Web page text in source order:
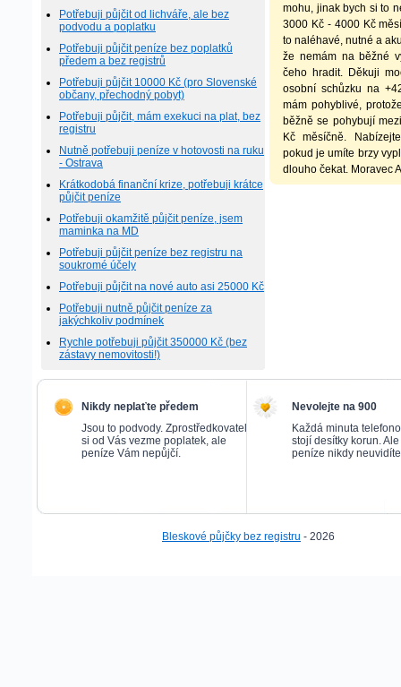
Potřebuji půjčit od lichváře, ale bez
podvodu a poplatku
Potřebuji půjčit peníze bez poplatků
předem a bez registrů
Potřebuji půjčit 10000 Kč (pro Slovenské
občany, přechodný pobyt)
Potřebuji půjčit, mám exekuci na plat, bez
registru
Nutně potřebuji peníze v hotovosti na ruku
- Ostrava
Krátkodobá finanční krize, potřebuji krátce
půjčit peníze
Potřebuji okamžitě půjčit peníze, jsem
maminka na MD
Potřebuji půjčit peníze bez registru na
soukromé účely
Potřebuji půjčit na nové auto asi 25000 Kč
Potřebuji nutně půjčit peníze za
jakýchkoliv podmínek
Rychle potřebuji půjčit 350000 Kč (bez
zástavy nemovitosti!)
mohu, jinak bych si to
3000 Kč - 4000 Kč
to naléhavé, nutné a
že nemám na běžné
čeho hradit. Děkuji
osobní schůzku na
mám pohyblivé,
běžně se pohybují
Kč měsíčně.
pokud je umíte brzy
dlouho čekat. Moravec
Nikdy neplaťte předem
Jsou to podvody. Zprostředkovatel
si od Vás vezme poplatek, ale
peníze Vám nepůjčí.
Nevolejte na 900
Každá minuta
stojí desítky korun.
peníze nikdy
Bleskové půjčky bez registru - 2026